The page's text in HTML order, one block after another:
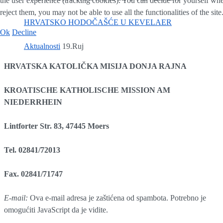
HRVATSKO HODOČAŠĆE U KEVELAER
Aktualnosti 19.Ruj
HRVATSKA KATOLIČKA MISIJA DONJA RAJNA
KROATISCHE KATHOLISCHE MISSION AM
NIEDERRHEIN
Lintforter Str. 83, 47445 Moers
Tel. 02841/72013
Fax. 02841/71747
E-mail: Ova e-mail adresa je zaštićena od spambota. Potrebno je
omogućiti JavaScript da je vidite.
reject them, you may not be able to use all the functionalities of the site.
Ok Decline